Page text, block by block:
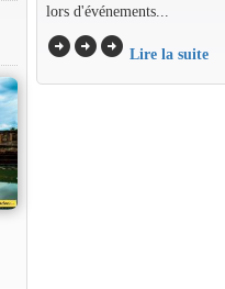
lors d'événements...
arrow_circle_rightarrow_circle_rightarrow_circle_right Lire la suite